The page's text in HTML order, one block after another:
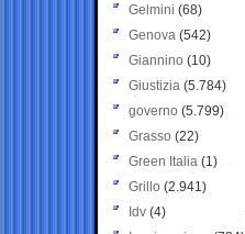
Gelmini (68)
Genova (542)
Giannino (10)
Giustizia (5.784)
governo (5.799)
Grasso (22)
Green Italia (1)
Grillo (2.941)
Idv (4)